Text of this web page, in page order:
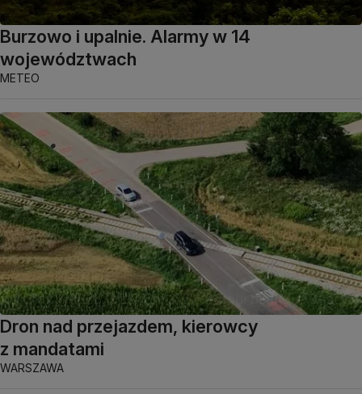
Burzowo i upalnie. Alarmy w 14
województwach
METEO
Dron nad przejazdem, kierowcy
z mandatami
WARSZAWA